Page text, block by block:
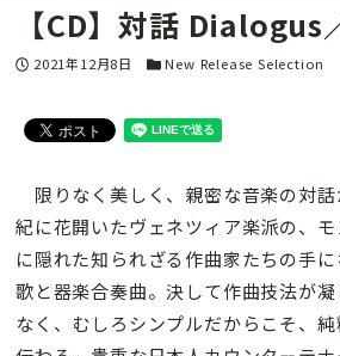
【CD】対話 Dialogus
投稿日
2021年12月8日 カテゴリー
New Release Selection
限りなく美しく、親密な音楽の対
紀に花開いたヴェネツィア楽派の、
に隠れた知られざる作曲家たちの手
歌と器楽合奏曲。決して作曲技法が
なく、むしろシンプルだからこそ、